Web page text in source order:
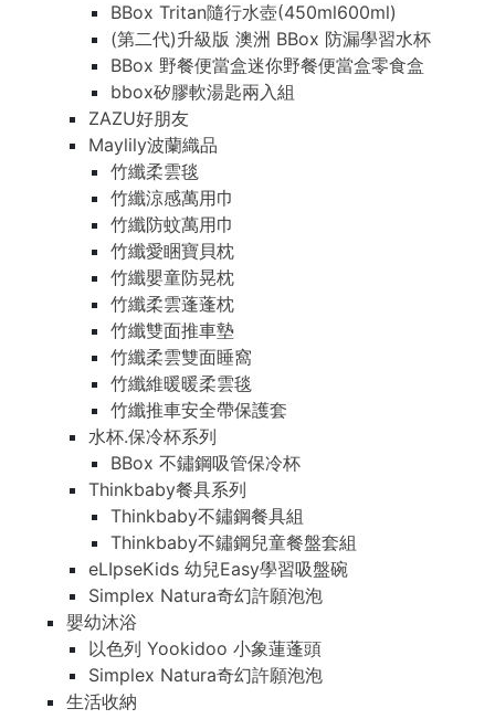
BBox Tritan隨行水壺(450ml600ml)
(第二代)升級版 澳洲 BBox 防漏學習水杯
BBox 野餐便當盒迷你野餐便當盒零食盒
bbox矽膠軟湯匙兩入組
ZAZU好朋友
Maylily波蘭織品
竹纖柔雲毯
竹纖涼感萬用巾
竹纖防蚊萬用巾
竹纖愛睏寶貝枕
竹纖嬰童防晃枕
竹纖柔雲蓬蓬枕
竹纖雙面推車墊
竹纖柔雲雙面睡窩
竹纖維暖暖柔雲毯
竹纖推車安全帶保護套
水杯.保冷杯系列
BBox 不鏽鋼吸管保冷杯
Thinkbaby餐具系列
Thinkbaby不鏽鋼餐具組
Thinkbaby不鏽鋼兒童餐盤套組
eLIpseKids 幼兒Easy學習吸盤碗
Simplex Natura奇幻許願泡泡
嬰幼沐浴
以色列 Yookidoo 小象蓮蓬頭
Simplex Natura奇幻許願泡泡
生活收納